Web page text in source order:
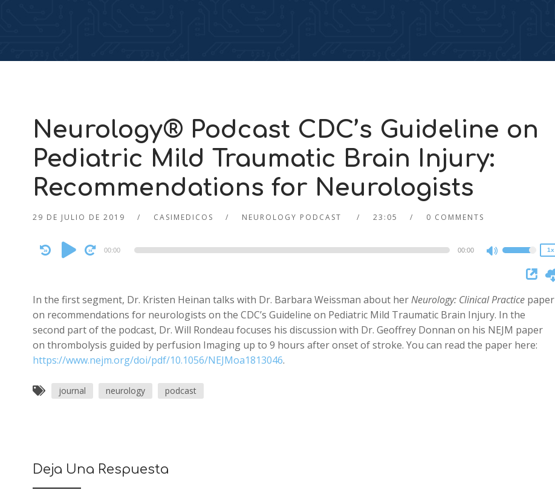
Neurology® Podcast CDC’s Guideline on
Pediatric Mild Traumatic Brain Injury:
Recommendations for Neurologists
29 DE JULIO DE 2019 CASIMEDICOS NEUROLOGY PODCAST 23:05 0 COMMENTS
Audio
Player
00:00 00:00
Use
Up/Down
keys
to
increase
or
1x
In the first segment, Dr. Kristen Heinan talks with Dr. Barbara Weissman about herNeurology: Clinical Practicepaper
on recommendations for neurologists on the CDC’s Guideline on Pediatric Mild Traumatic Brain Injury. In the
second part of the podcast, Dr. Will Rondeau focuses his discussion with Dr. Geoffrey Donnan on his NEJM paper
on thrombolysis guided by perfusion Imaging up to 9 hours after onset of stroke. You can read the paper here:
https://www.nejm.org/doi/pdf/10.1056/NEJMoa1813046.
journal neurology podcast
Deja Una Respuesta